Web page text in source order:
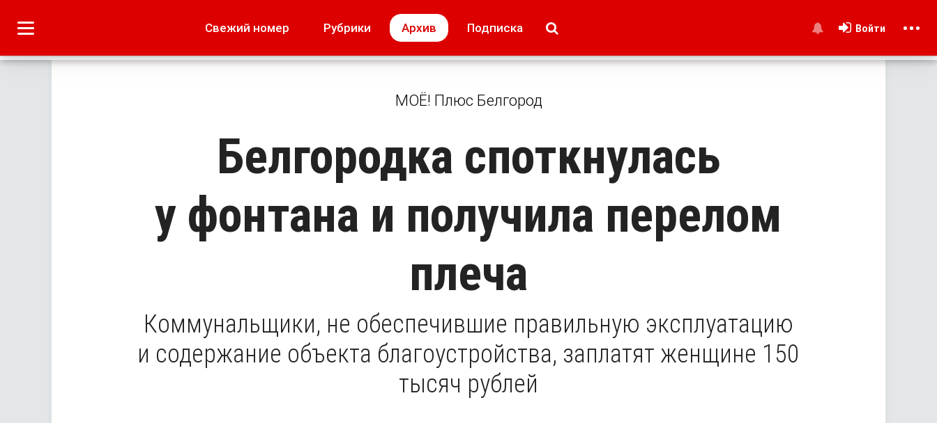
Свежий номер Рубрики Архив Подписка Войти
Лето наших читателей
МОЁ! Плюс Липецк
Образование + карьера
Свадьба недели
МОЁ! Плюс Белгород
Белгородка споткнулась
у фонтана и получила перелом
плеча
Коммунальщики, не обеспечившие правильную эксплуатацию
и содержание объекта благоустройства, заплатят женщине 150
тысяч рублей